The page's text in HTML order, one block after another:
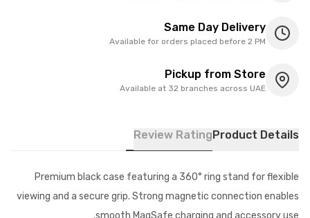
Same Day Delivery
Available for orders placed before 2 PM
Pickup from Store
Available at 32 branches across UAE
Product Details
Review Rating
Premium black case featuring a 360° ring stand for flexible
viewing and a secure grip. Strong magnetic connection enables
smooth MagSafe charging and accessory use.